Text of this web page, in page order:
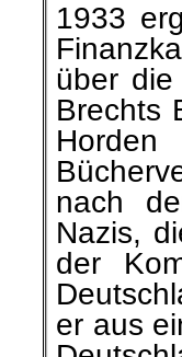
1933
über
Brechts
nach
Nazis,
der
er aus